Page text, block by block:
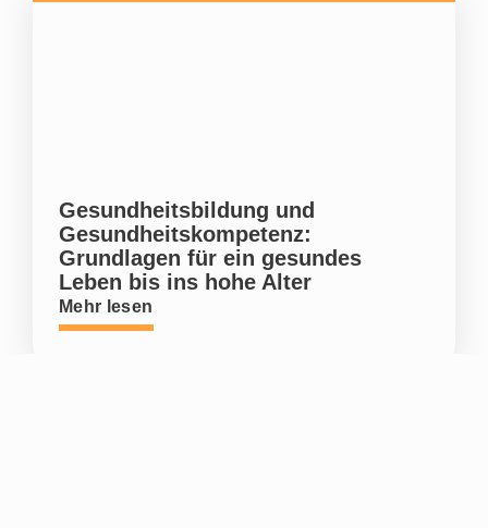
Gesundheitsbildung und
Gesundheitskompetenz:
Grundlagen für ein gesundes
Leben bis ins hohe Alter
Mehr lesen